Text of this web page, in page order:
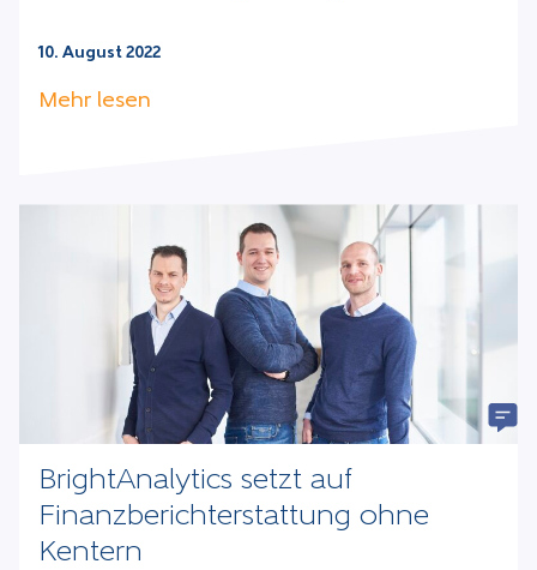
10. August 2022
Mehr lesen
BrightAnalytics setzt auf
Finanzberichterstattung ohne
Kentern